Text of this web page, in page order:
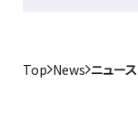
Top News ニュー